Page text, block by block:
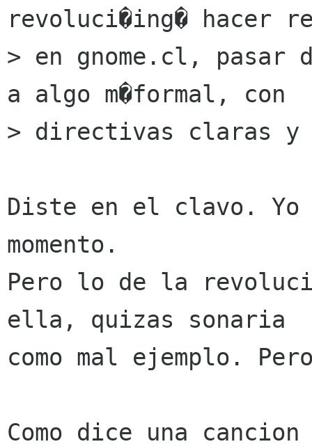
revoluci�ing� hacer
> en gnome.cl, pasar
a algo m�formal, con
> directivas claras y
Diste en el clavo. Yo
momento.
Pero lo de la
ella, quizas sonaria
como mal ejemplo.
Como dice una